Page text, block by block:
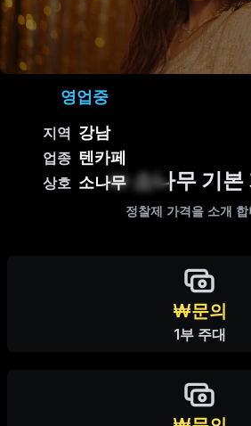
영업중
지역 강남
업종 텐카페
상호 소나무 소나무 기본
정찰제 가격을 소개
₩문의
1부 주대